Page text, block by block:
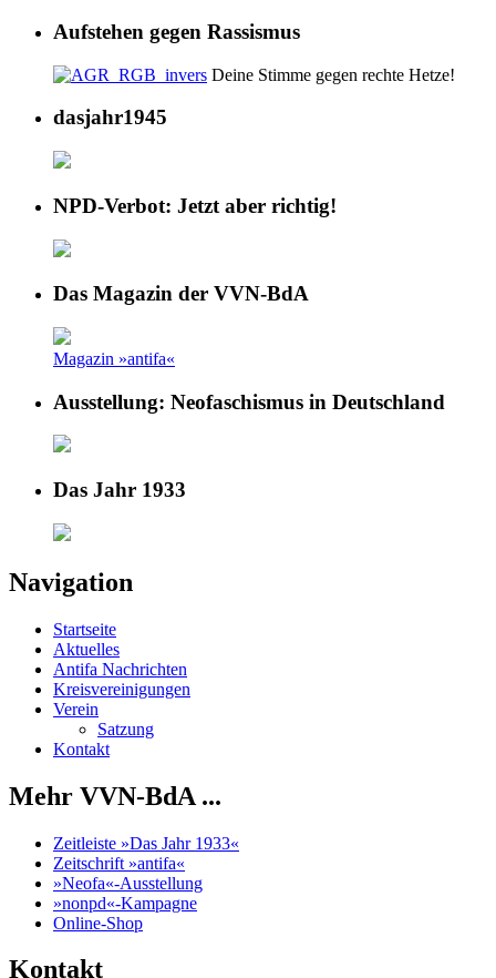
Aufstehen gegen Rassismus
Deine Stimme gegen rechte Hetze!
dasjahr1945
NPD-Verbot: Jetzt aber richtig!
Das Magazin der VVN-BdA
Magazin »antifa«
Ausstellung: Neofaschismus in Deutschland
Das Jahr 1933
Navigation
Startseite
Aktuelles
Antifa Nachrichten
Kreisvereinigungen
Verein
Satzung
Kontakt
Mehr VVN-BdA ...
Zeitleiste »Das Jahr 1933«
Zeitschrift »antifa«
»Neofa«-Ausstellung
»nonpd«-Kampagne
Online-Shop
Kontakt